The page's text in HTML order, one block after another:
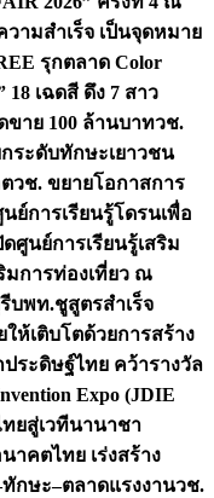
ามสำเร็จ เป็นจุดหมาย
รุกตลาด Color
18 เฉดสี ดึง 7 สาว
ขาย 100 ล้านบาทวช.
ระดับทักษะเยาวชน
วช. ขยายโอกาสการ
ย์การเรียนรู้โดรนเพื่อ
ดศูนย์การเรียนรู้เสริม
มการท่องเที่ยว ณ
บพท.ชูสูตรสำเร็จ
ให้เติบโตด้วยการสร้าง
ระดิษฐ์ไทย คว้ารางวัล
Expo (JDIE
ยสู่เวทีนานาชา
คตไทย เร่งสร้าง
ทักษะ–ตลาดแรงงานวช.